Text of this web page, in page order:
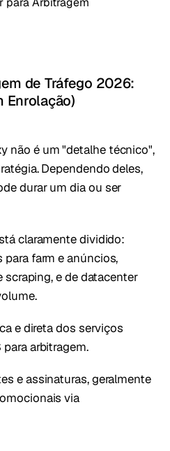
de Tráfego 2026:
Enrolação)
não é um "detalhe técnico",
Dependendo deles,
durar um dia ou ser
claramente dividido:
farm e anúncios,
scraping, e de datacenter
e direta dos serviços
arbitragem.
e assinaturas, geralmente
via